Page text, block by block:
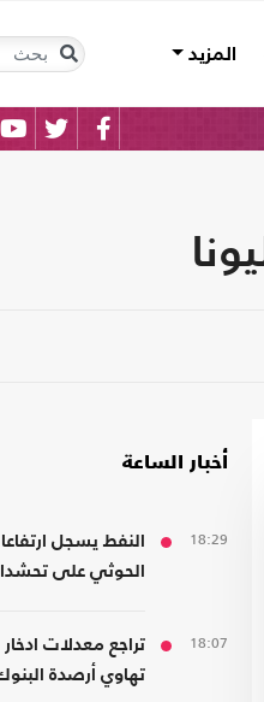
المزيد
أخبار الساعة
18:29
النفط يسجل
الحوثي على
18:07
تراجع معدلات
تهاوي أرصدة